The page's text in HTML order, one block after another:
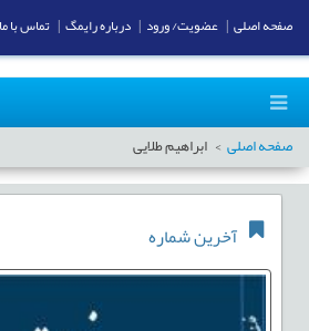
صفحه اصلی ابراهیم طلایی
آخرین شماره
صفحه اصلی عضویت/ ورود درباره رایمگ تماس با ما